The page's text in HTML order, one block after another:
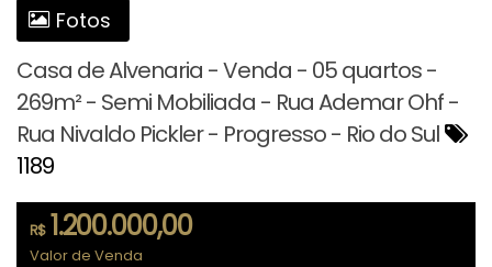
Fotos
Casa de Alvenaria - Venda - 05 quartos -
269m² - Semi Mobiliada - Rua Ademar Ohf -
Rua Nivaldo Pickler - Progresso - Rio do Sul
1189
R$1.200.000,00
Valor de Venda